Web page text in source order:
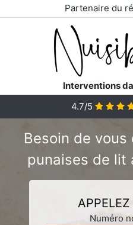
Partenaire du
Interventions
4.7/5
Besoin de
punaises de lit
Numéro